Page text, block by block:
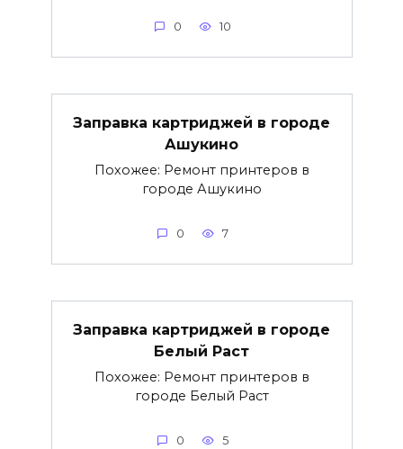
0 10
Заправка картриджей в городе
Ашукино
Похожее: Ремонт принтеров в
городе Ашукино
0 7
Заправка картриджей в городе
Белый Раст
Похожее: Ремонт принтеров в
городе Белый Раст
0 5